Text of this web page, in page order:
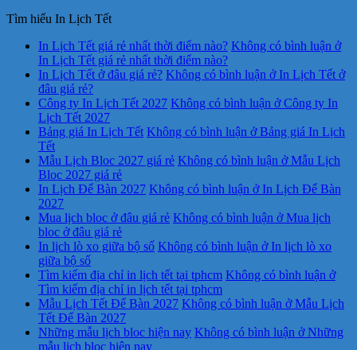
Tìm hiểu In Lịch Tết
In Lịch Tết giá rẻ nhất thời điểm nào? Không có bình luận ở
In Lịch Tết giá rẻ nhất thời điểm nào?
In Lịch Tết ở đâu giá rẻ? Không có bình luận ở In Lịch Tết ở
đâu giá rẻ?
Công ty In Lịch Tết 2027 Không có bình luận ở Công ty In
Lịch Tết 2027
Bảng giá In Lịch Tết Không có bình luận ở Bảng giá In Lịch
Tết
Mẫu Lịch Bloc 2027 giá rẻ Không có bình luận ở Mẫu Lịch
Bloc 2027 giá rẻ
In Lịch Để Bàn 2027 Không có bình luận ở In Lịch Để Bàn
2027
Mua lịch bloc ở đâu giá rẻ Không có bình luận ở Mua lịch
bloc ở đâu giá rẻ
In lịch lò xo giữa bộ số Không có bình luận ở In lịch lò xo
giữa bộ số
Tìm kiếm địa chỉ in lịch tết tại tphcm Không có bình luận ở
Tìm kiếm địa chỉ in lịch tết tại tphcm
Mẫu Lịch Tết Để Bàn 2027 Không có bình luận ở Mẫu Lịch
Tết Để Bàn 2027
Những mẫu lịch bloc hiện nay Không có bình luận ở Những
mẫu lịch bloc hiện nay